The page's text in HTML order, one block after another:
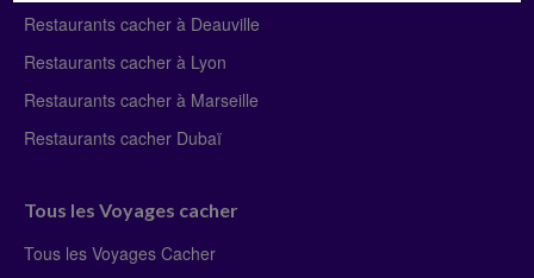
Restaurants cacher à Deauville
Restaurants cacher à Lyon
Restaurants cacher à Marseille
Restaurants cacher Dubaï
Tous les Voyages cacher
Tous les Voyages Cacher